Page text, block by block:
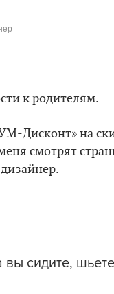
к родителям.
Дисконт» на
смотрят
вы сидите,